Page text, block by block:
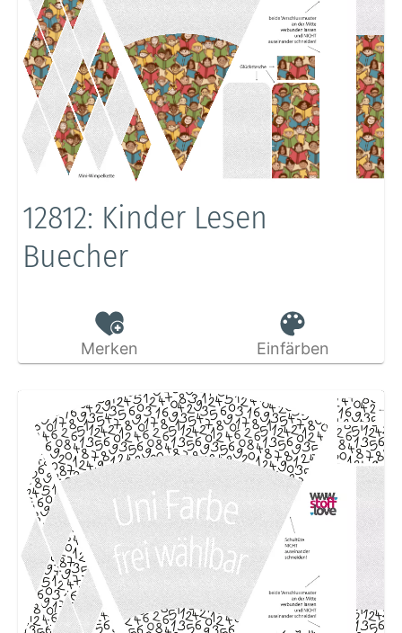
12812: Kinder Lesen
Buecher
Merken Einfärben